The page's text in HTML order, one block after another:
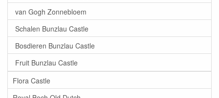
van Gogh Zonnebloem
Schalen Bunzlau Castle
Bosdieren Bunzlau Castle
Fruit Bunzlau Castle
Flora Castle